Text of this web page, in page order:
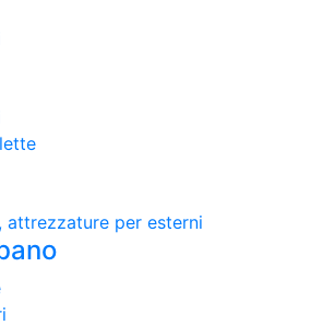
attrezzature per esterni